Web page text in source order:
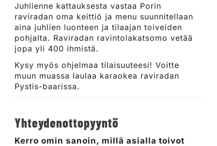
Juhlienne kattauksesta vastaa Porin
raviradan oma keittiö ja menu suunnitellaan
aina juhlien luonteen ja tilaajan toiveiden
pohjalta. Raviradan ravintolakatsomo vetää
jopa yli 400 ihmistä.
Kysy myös ohjelmaa tilaisuuteesi! Voitte
muun muassa laulaa karaokea raviradan
Pystis-baarissa.
Yhteydenottopyyntö
Kerro omin sanoin, millä asialla toivot